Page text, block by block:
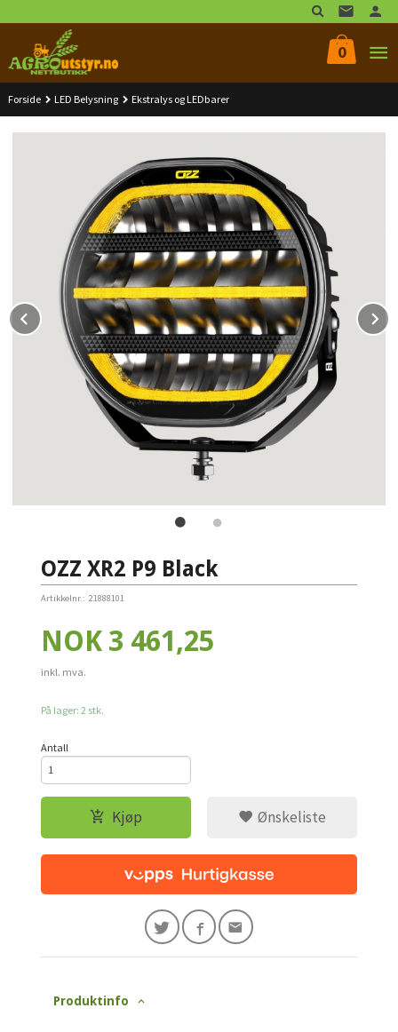
til
innholdet
0
Forside LED Belysning Ekstralys og LEDbarer
Prev
OZZ XR2 P9 Black
Artikkelnr.: 21888101
Pris
NOK 3 461,25
inkl. mva.
På lager: 2 stk.
Antall
Kjøp Ønskeliste
Produktinfo